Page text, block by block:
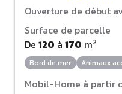
Ouverture de début
Surface de parcelle
De 120 à 170 m2
Bord de mer Animaux
Mobil-Home à partir